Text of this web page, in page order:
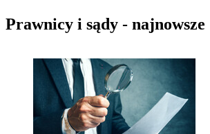
Prawnicy i sądy - najnowsze